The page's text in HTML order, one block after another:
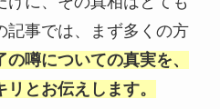
記事では、まず多くの方
の噂についての真実を、
とお伝えします。